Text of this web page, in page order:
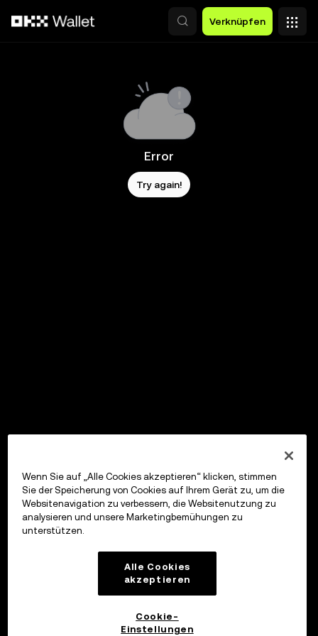
Verknüpfen
Error
Try again!
Wenn Sie auf „Alle Cookies akzeptieren“ klicken, stimmen
Sie der Speicherung von Cookies auf Ihrem Gerät zu, um die
Websitenavigation zu verbessern, die Websitenutzung zu
analysieren und unsere Marketingbemühungen zu
unterstützen.
Alle Cookies
akzeptieren
Cookie-
Einstellungen